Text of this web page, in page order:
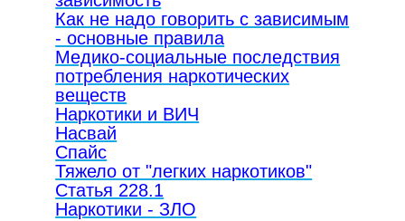
Как не надо говорить с зависимым
- основные правила
Медико-социальные последствия
потребления наркотических
веществ
Наркотики и ВИЧ
Насвай
Спайс
Тяжело от "легких наркотиков"
Статья 228.1
Наркотики - ЗЛО